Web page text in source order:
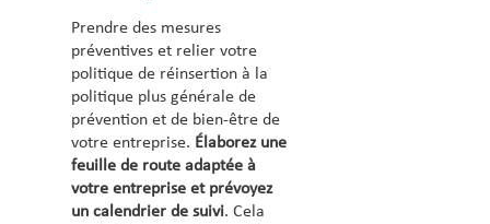
Prendre des mesures
préventives et relier votre
politique de réinsertion à la
politique plus générale de
prévention et de bien-être de
votre entreprise. Élaborez une
feuille de route adaptée à
votre entreprise et prévoyez
un calendrier de suivi. Cela